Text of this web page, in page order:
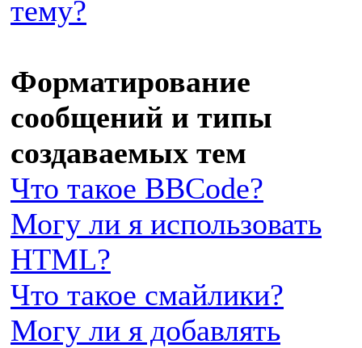
тему?
Форматирование
сообщений и типы
создаваемых тем
Что такое BBCode?
Могу ли я использовать
HTML?
Что такое смайлики?
Могу ли я добавлять